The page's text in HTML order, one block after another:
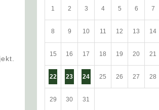
1 2 3 4 5 6 7
8 9 10 11 12 13 14
15 16 17 18 19 20 21
22 23 24 25 26 27 28
29 30 31